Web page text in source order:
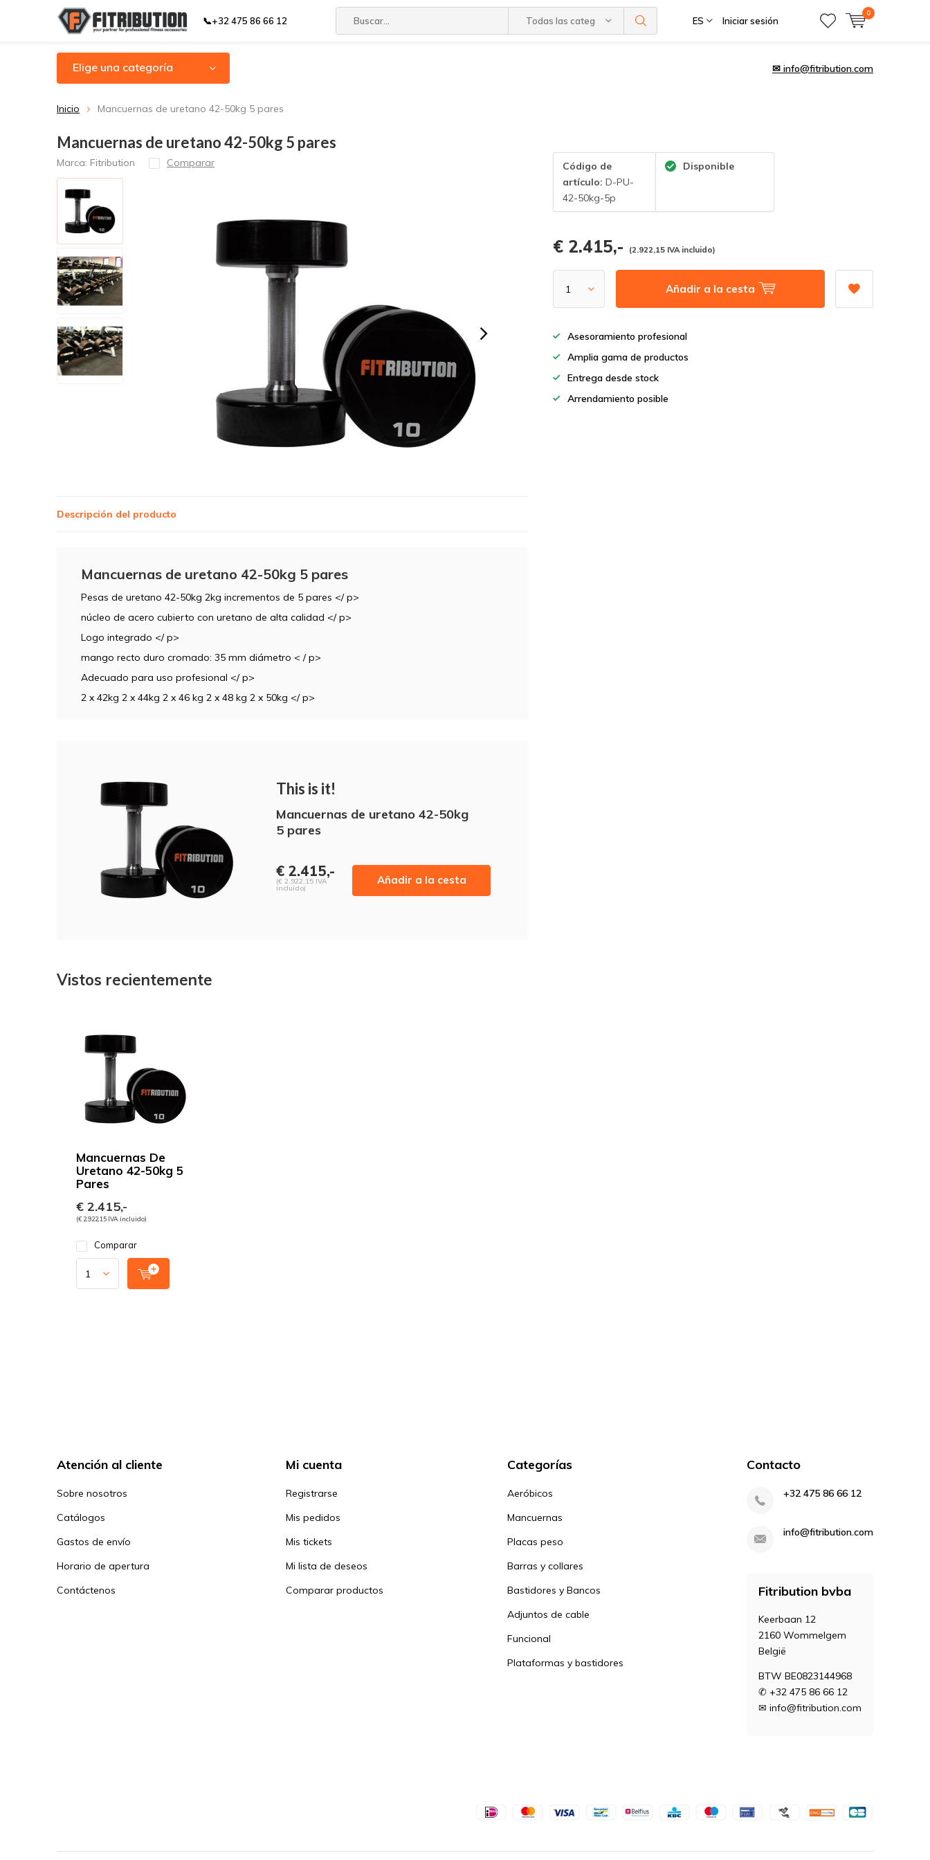
📞+32 475 86 66 12 Todas las categorías ES Iniciar sesión
0
Elige una categoría ✉ info@fitribution.com
Inicio Mancuernas de uretano 42-50kg 5 pares
Mancuernas de uretano 42-50kg 5 pares
Marca: Fitribution Comparar
Código de
artículo: D-PU-
42-50kg-5p
Disponible
€ 2.415,- (2.922,15 IVA incluido)
Añadir a la cesta
Asesoramiento profesional
Amplia gama de productos
Entrega desde stock
Arrendamiento posible
Descripción del producto
Mancuernas de uretano 42-50kg 5 pares
Pesas de uretano 42-50kg 2kg incrementos de 5 pares </ p>
núcleo de acero cubierto con uretano de alta calidad </ p>
Logo integrado </ p>
mango recto duro cromado: 35 mm diámetro < / p>
Adecuado para uso profesional </ p>
2 x 42kg 2 x 44kg 2 x 46 kg 2 x 48 kg 2 x 50kg </ p>
This is it!
Mancuernas de uretano 42-50kg
5 pares
€ 2.415,-
(€ 2.922,15 IVA
incluido)
Añadir a la cesta
Vistos recientemente
Mancuernas De
Uretano 42-50kg 5
Pares
€ 2.415,-
(€ 2.922,15 IVA incluido)
Comparar
Atención al cliente
Sobre nosotros
Catálogos
Gastos de envío
Horario de apertura
Contáctenos
Mi cuenta
Registrarse
Mis pedidos
Mis tickets
Mi lista de deseos
Comparar productos
Categorías
Aeróbicos
Mancuernas
Placas peso
Barras y collares
Bastidores y Bancos
Adjuntos de cable
Funcional
Plataformas y bastidores
Contacto
+32 475 86 66 12
info@fitribution.com
Fitribution bvba
Keerbaan 12
2160 Wommelgem
België
BTW BE0823144968
✆ +32 475 86 66 12
✉ info@fitribution.com